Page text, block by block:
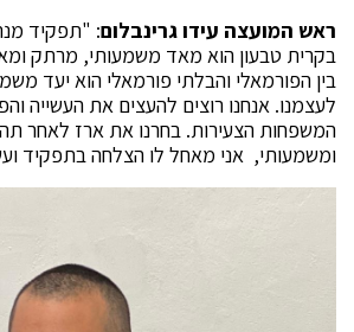
ראש המועצה עידו גרינבלום: "תפקיד
בקרית טבעון הוא מאד משמעותי, מרתק
בין הפורמאלי והבלתי פורמאלי הוא יעד
לעצמנו. אנחנו רוצים להעצים את העשייה
המשפחות הצעירות. בחרנו את ארז לאחר
ומשמעותי, אני מאחל לו הצלחה בתפקיד